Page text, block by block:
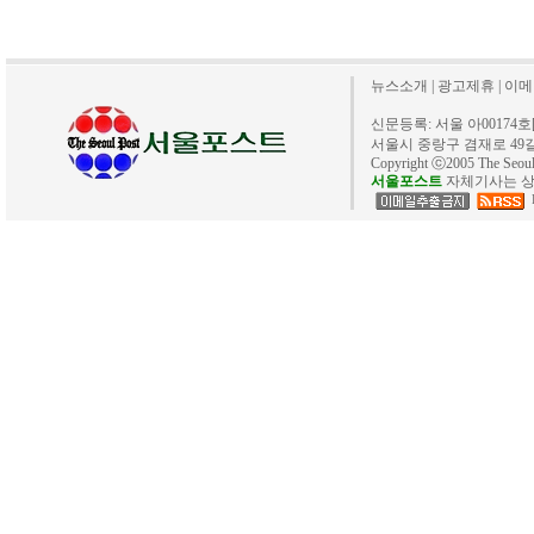
뉴스소개 광고제휴 이
신문등록: 서울 아00174
서울시 중랑구 겸재로 49
Copyright ⓒ2005 The
서울포스트 자체기사는